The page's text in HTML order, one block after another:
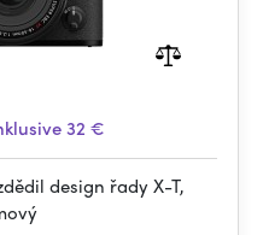
32 €
design řady X-T,